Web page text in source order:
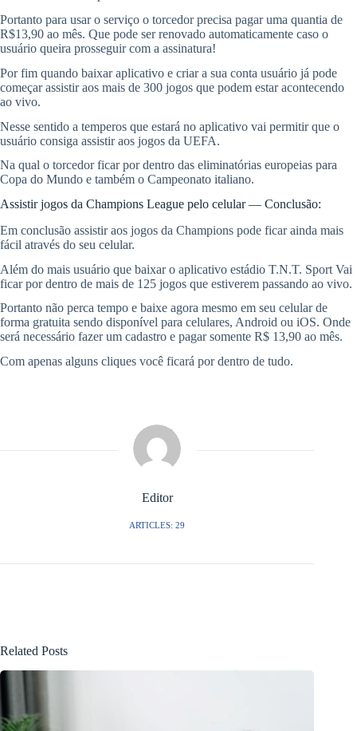
Portanto para usar o serviço o torcedor precisa pagar uma quantia de
R$13,90 ao mês. Que pode ser renovado automaticamente caso o
usuário queira prosseguir com a assinatura!
Por fim quando baixar aplicativo e criar a sua conta usuário já pode
começar assistir aos mais de 300 jogos que podem estar acontecendo
ao vivo.
Nesse sentido a temperos que estará no aplicativo vai permitir que o
usuário consiga assistir aos jogos da UEFA.
Na qual o torcedor ficar por dentro das eliminatórias europeias para
Copa do Mundo e também o Campeonato italiano.
Assistir jogos da Champions League pelo celular — Conclusão:
Em conclusão assistir aos jogos da Champions pode ficar ainda mais
fácil através do seu celular.
Além do mais usuário que baixar o aplicativo estádio T.N.T. Sport Vai
ficar por dentro de mais de 125 jogos que estiverem passando ao vivo.
Portanto não perca tempo e baixe agora mesmo em seu celular de
forma gratuita sendo disponível para celulares, Android ou iOS. Onde
será necessário fazer um cadastro e pagar somente R$ 13,90 ao mês.
Com apenas alguns cliques você ficará por dentro de tudo.
Editor
ARTICLES: 29
Related Posts